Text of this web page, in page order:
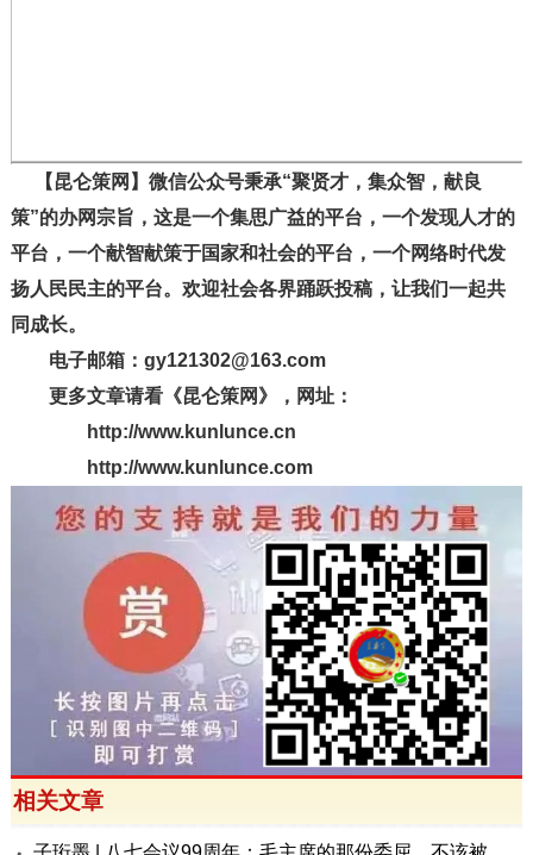
【昆仑策网】微信公众号秉承“聚贤才，集众智，献良
策”的办网宗旨，这是一个集思广益的平台，一个发现人才的
平台，一个献智献策于国家和社会的平台，一个网络时代发
扬人民民主的平台。欢迎社会各界踊跃投稿，让我们一起共
同成长。
电子邮箱：gy121302@163.com
更多文章请看《昆仑策网》，网址：
http://www.kunlunce.cn
http://www.kunlunce.com
相关文章